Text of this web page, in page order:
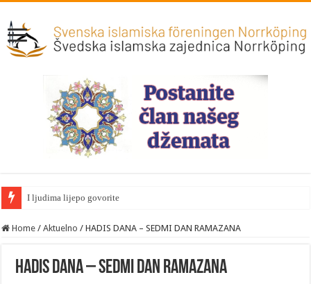
I ljudima lijepo govorite
Home / Aktuelno / HADIS DANA – SEDMI DAN RAMAZANA
HADIS DANA – SEDMI DAN RAMAZANA